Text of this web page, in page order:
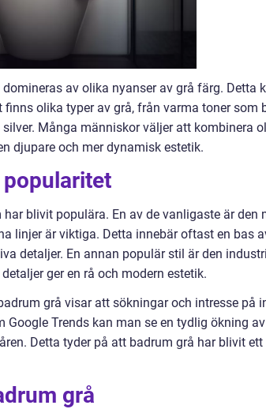
av olika nyanser av grå färg. Detta
olika typer av grå, från varma toner som
Många människor väljer att kombinera
djupare och mer dynamisk estetik.
popularitet
blivit populära. En av de vanligaste är den
linjer är viktiga. Detta innebär oftast en bas
detaljer. En annan populär stil är den
ger en rå och modern estetik.
grå visar att sökningar och intresse på
Trends kan man se en tydlig ökning
Detta tyder på att badrum grå har blivit
grå